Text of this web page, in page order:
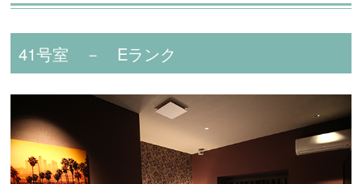
41号室 － Eランク